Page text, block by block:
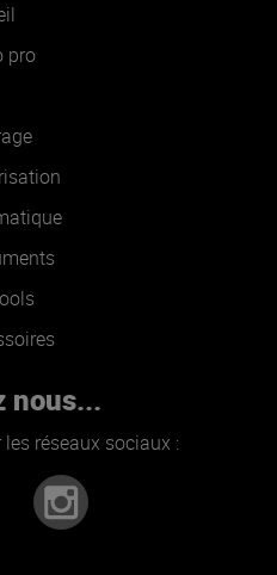
pro
nous...
réseaux sociaux :